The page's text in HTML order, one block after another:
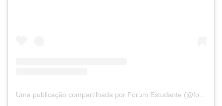
Uma publicação compartilhada por Forum Estudante (@forumestudante)